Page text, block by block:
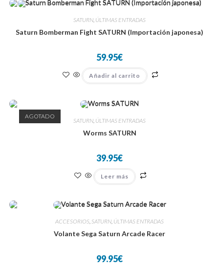
SATURN ÚLTIMAS ENTRADAS
Saturn Bomberman Fight SATURN (Importación japonesa)
59.95€
Añadir al carrito
AGOTADO
SATURN ÚLTIMAS ENTRADAS
Worms SATURN
39.95€
Leer más
ACCESORIOS SATURN ÚLTIMAS ENTRADAS
Volante Sega Saturn Arcade Racer
99.95€